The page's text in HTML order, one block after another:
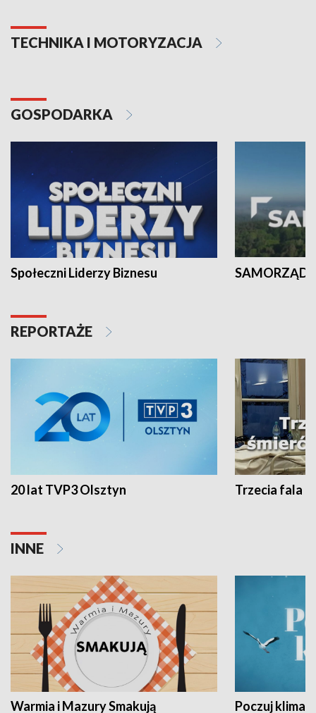
TECHNIKA I MOTORYZACJA
GOSPODARKA
Społeczni Liderzy Biznesu SAMORZĄD
REPORTAŻE
20 lat TVP3 Olsztyn Trzecia fala -
INNE
Warmia i Mazury Smakują Poczuj klimat